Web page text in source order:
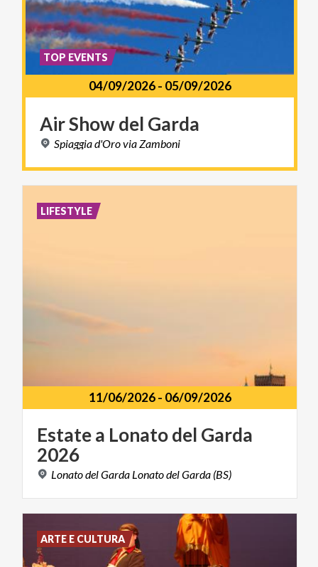
04/09/2026- 05/09/2026
AirShowdel Garda
Spiaggiad'Orovia Zamboni
TOP EVENTS
11/06/2026- 06/09/2026
Estatea Lonatodel Garda
2026
LonatodelGarda LonatodelGarda (BS)
LIFESTYLE
ARTE E CULTURA